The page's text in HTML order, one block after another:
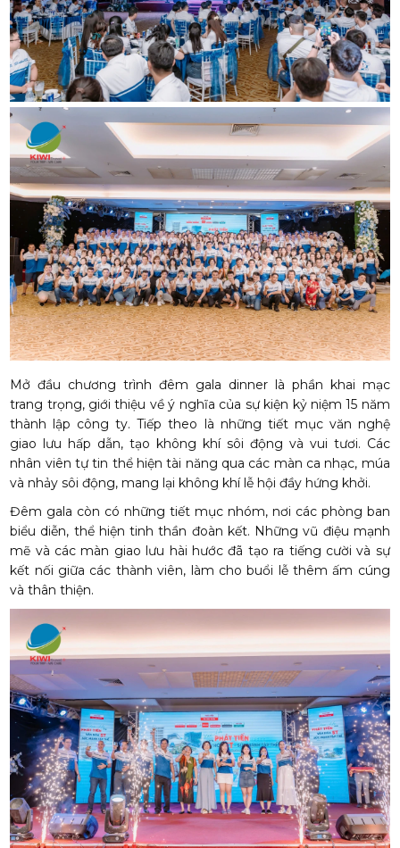
MẠI &
DU LỊCH
KIWI
Mở đầu chương trình đêm gala dinner là phần khai mạc
trang trọng, giới thiệu về ý nghĩa của sự kiện kỷ niệm 15 năm
thành lập công ty. Tiếp theo là những tiết mục văn nghệ
giao lưu hấp dẫn, tạo không khí sôi động và vui tươi. Các
nhân viên tự tin thể hiện tài năng qua các màn ca nhạc, múa
và nhảy sôi động, mang lại không khí lễ hội đầy hứng khởi.
Đêm gala còn có những tiết mục nhóm, nơi các phòng ban
biểu diễn, thể hiện tinh thần đoàn kết. Những vũ điệu mạnh
mẽ và các màn giao lưu hài hước đã tạo ra tiếng cười và sự
kết nối giữa các thành viên, làm cho buổi lễ thêm ấm cúng
và thân thiện.